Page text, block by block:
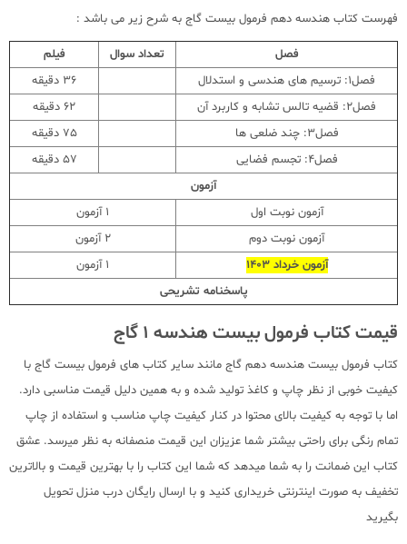
فهرست کتاب هندسه دهم فرمول بیست گاج به شرح زیر می باشد :
فصل تعداد سوال
فیلم
فصل1: ترسیم های هندسی و استدلال
36 دقیقه
فصل2: قضیه تالس تشابه و کاربرد آن
62 دقیقه
فصل3: چند ضلعی ها
75 دقیقه
فصل4: تجسم فضایی
57 دقیقه
آزمون
آزمون نوبت اول
1 آزمون
آزمون نوبت دوم
2 آزمون
آزمون خرداد 1403
1 آزمون
پاسخنامه تشریحی
قیمت کتاب فرمول بیست هندسه 1 گاج
کتاب فرمول بیست هندسه دهم گاج مانند سایر کتاب های فرمول بیست گاج با
کیفیت خوبی از نظر چاپ و کاغذ تولید شده و به همین دلیل قیمت مناسبی دارد.
اما با توجه به کیفیت بالای محتوا در کنار کیفیت چاپ مناسب و استفاده از چاپ
تمام رنگی برای راحتی بیشتر شما عزیزان این قیمت منصفانه به نظر میرسد. عشق
کتاب این ضمانت را به شما میدهد که شما این کتاب را با بهترین قیمت و بالاترین
تخفیف به صورت اینترنتی خریداری کنید و با ارسال رایگان درب منزل تحویل
بگیرید